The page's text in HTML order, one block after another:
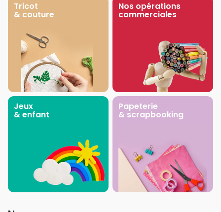
Tricot
& couture
Nos opérations
commerciales
Jeux
& enfant
Papeterie
& scrapbooking